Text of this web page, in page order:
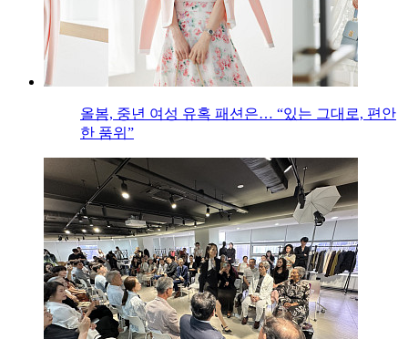
올봄, 중년 여성 유혹 패션은… “있는 그대로, 편안
한 품위”